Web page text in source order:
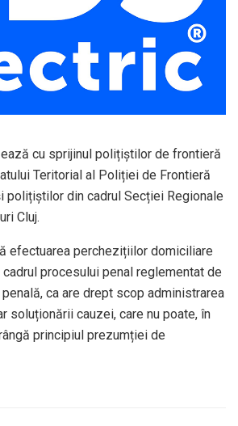
cu sprijinul polițiștilor de frontieră
Teritorial al Poliției de Frontieră
polițiștilor din cadrul Secției Regionale
Cluj.
efectuarea perchezițiilor domiciliare
procesului penal reglementat de
ca are drept scop administrarea
soluționării cauzei, care nu poate, în
principiul prezumției de